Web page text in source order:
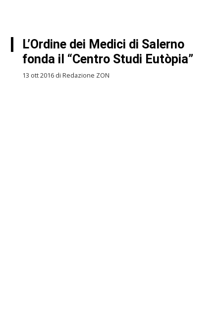
L’Ordine dei Medici di Salerno
fonda il “Centro Studi Eutòpia”
13 ott 2016 di Redazione ZON